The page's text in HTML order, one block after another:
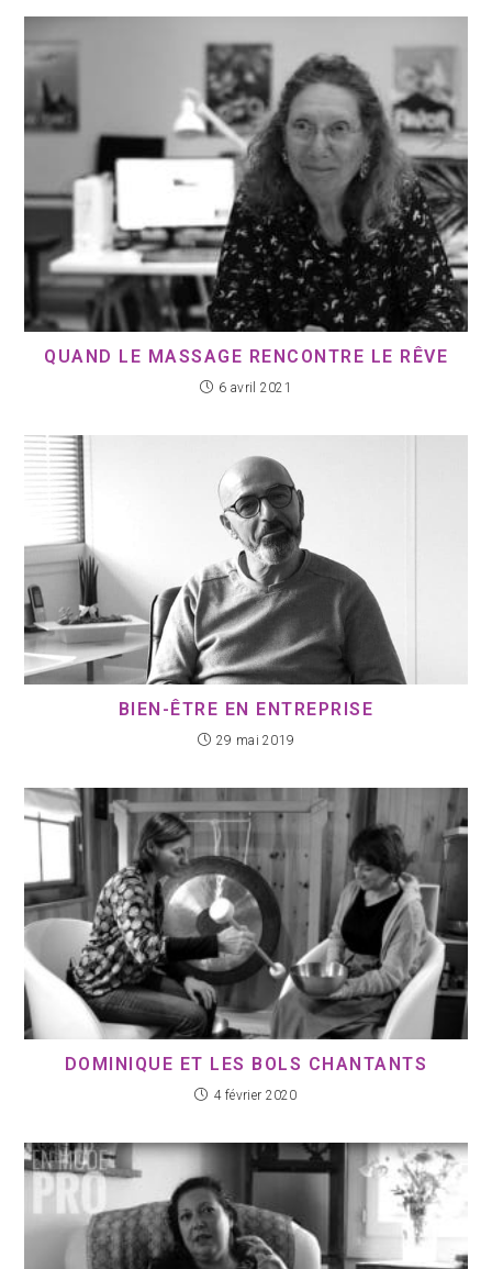
QUAND LE MASSAGE RENCONTRE LE RÊVE
6 avril 2021
BIEN-ÊTRE EN ENTREPRISE
29 mai 2019
DOMINIQUE ET LES BOLS CHANTANTS
4 février 2020